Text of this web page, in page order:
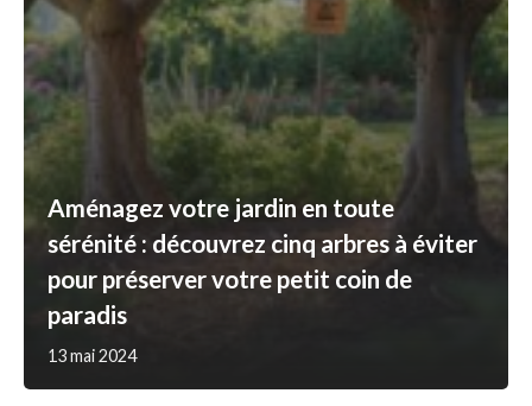
Aménagez votre jardin en toute
sérénité : découvrez cinq arbres à éviter
pour préserver votre petit coin de
paradis
13 mai 2024